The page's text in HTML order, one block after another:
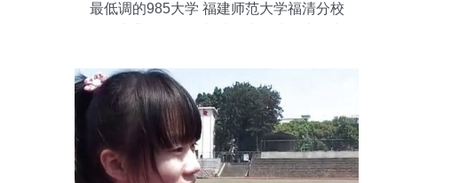
最低调的985大学 福建师范大学福清分校